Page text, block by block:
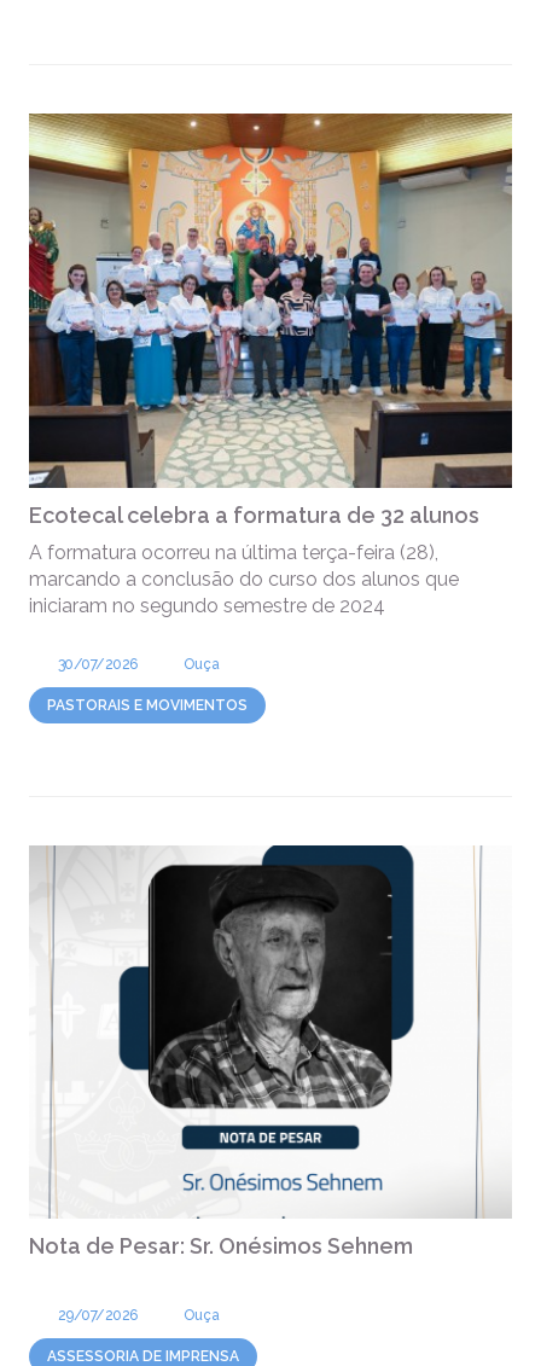
Ecotecal celebra a formatura de 32 alunos
A formatura ocorreu na última terça-feira (28),
marcando a conclusão do curso dos alunos que
iniciaram no segundo semestre de 2024
30/07/2026 Ouça
PASTORAIS E MOVIMENTOS
Nota de Pesar: Sr. Onésimos Sehnem
29/07/2026 Ouça
ASSESSORIA DE IMPRENSA